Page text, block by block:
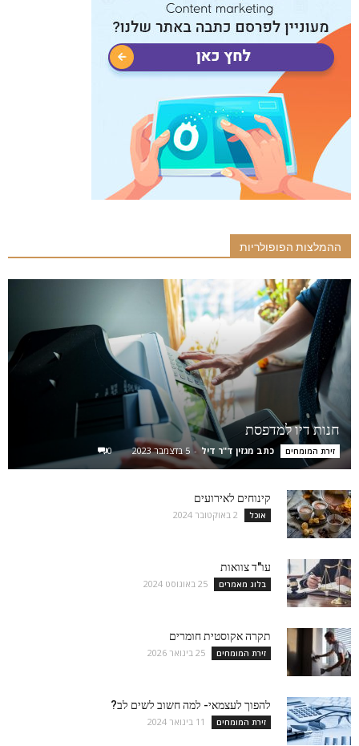
ההמלצות הפופולריות
חנות דיו למדפסת
זירת המומחים כתב מגזין ד"ר דיל - 5 בדצמבר 2023 0
קינוחים לאירועים
אוכל 2 באוקטובר 2024
עו"ד צוואות
בלוג מאמרים 25 באוגוסט 2024
תקרה אקוסטית חומרים
זירת המומחים 25 בינואר 2026
להפוך לעצמאי- למה חשוב לשים לב?
זירת המומחים 11 בינואר 2024